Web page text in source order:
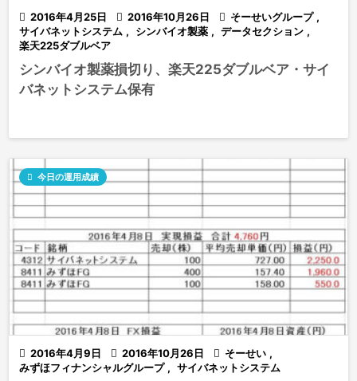
 2016年4月25日  2016年10月26日  そーせいグループ ,
サイバネットシステム , シンバイオ製薬 , データセクション ,
楽天225ダブルベア
シンバイオ製薬損切り、楽天225ダブルベア・サイ
バネットシステム保有
 2016年4月9日  2016年10月26日
 今日の運用成績
 そーせい ,
みずほフィナンシャルグループ , サイバネットシステム